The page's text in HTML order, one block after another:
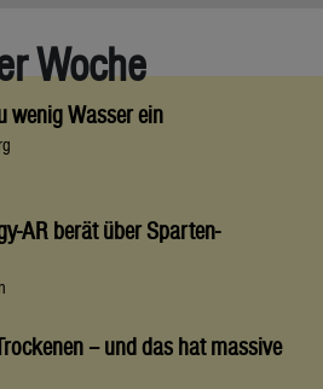
Woche
wenig Wasser ein
AR berät über Sparten-
– und das hat massive